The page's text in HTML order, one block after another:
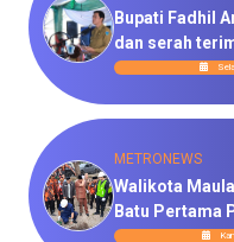
Bupati Fadhil
dan serah
METRONEWS
Walikota
Batu Pertama